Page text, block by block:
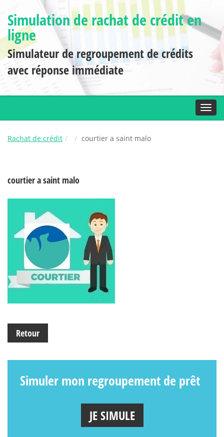
Simulation de rachat de crédit en
ligne
Simulateur de regroupement de crédits
avec réponse immédiate
Rachat de crédit courtier a saint malo
courtier a saint malo
Retour
Simuler mon regroupement de prêt
JE SIMULE